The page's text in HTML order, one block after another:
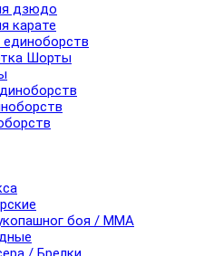
дзюдо
карате
Шорты
боя / ММА